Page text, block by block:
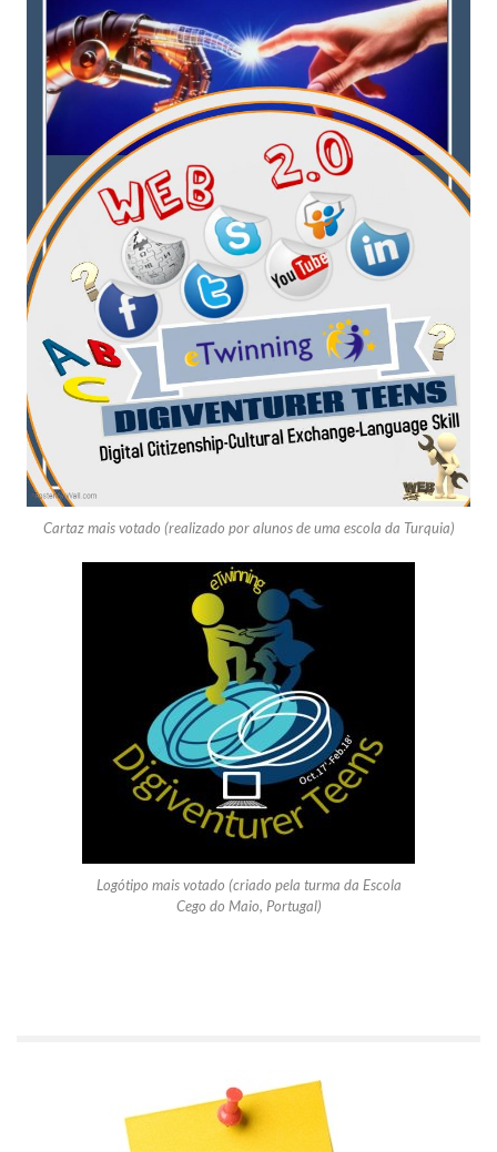
Cartaz mais votado (realizado por alunos de uma escola da Turquia)
Logótipo mais votado (criado pela turma da Escola
Cego do Maio, Portugal)